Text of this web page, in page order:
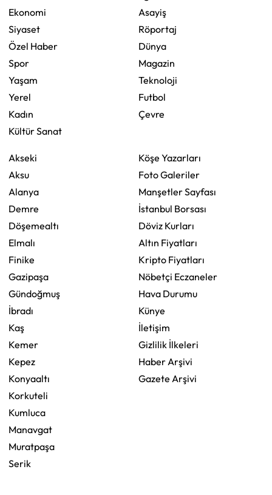
Ekonomi
Siyaset
Özel Haber
Spor
Yaşam
Yerel
Kadın
Kültür Sanat
Asayiş
Röportaj
Dünya
Magazin
Teknoloji
Futbol
Çevre
Akseki
Aksu
Alanya
Demre
Döşemealtı
Elmalı
Finike
Gazipaşa
Gündoğmuş
İbradı
Kaş
Kemer
Kepez
Konyaaltı
Korkuteli
Kumluca
Manavgat
Muratpaşa
Serik
Köşe Yazarları
Foto Galeriler
Manşetler Sayfası
İstanbul Borsası
Döviz Kurları
Altın Fiyatları
Kripto Fiyatları
Nöbetçi Eczaneler
Hava Durumu
Künye
İletişim
Gizlilik İlkeleri
Haber Arşivi
Gazete Arşivi